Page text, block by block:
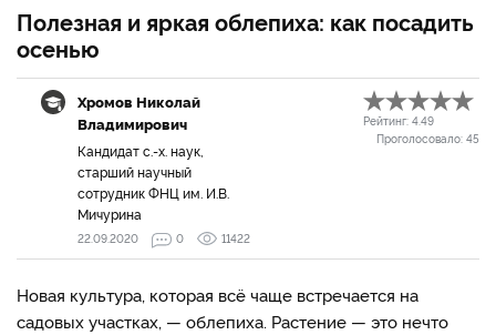
Полезная и яркая облепиха: как посадить
осенью
Хромов Николай
Владимирович
Кандидат с.-х. наук,
старший научный
сотрудник ФНЦ им. И.В.
Мичурина
Рейтинг: 4.49
Проголосовало: 45
22.09.2020 0 11422
Новая культура, которая всё чаще встречается на
садовых участках, — облепиха. Растение — это нечто